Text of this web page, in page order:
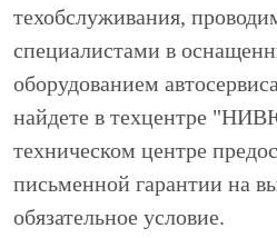
техобслуживания,
специалистами в
оборудованием
найдете в техцентре
техническом центре
письменной гарантии на
обязательное условие.